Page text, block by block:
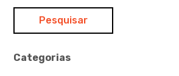
Categorias